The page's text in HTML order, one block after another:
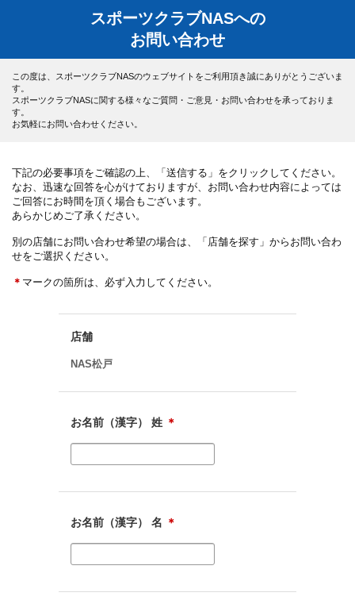
スポーツクラブNASへの
お問い合わせ
この度は、スポーツクラブNASのウェブサイトをご利用頂き誠にありがとうございま
す。
スポーツクラブNASに関する様々なご質問・ご意見・お問い合わせを承っておりま
す。
お気軽にお問い合わせください。
下記の必要事項をご確認の上、「送信する」をクリックしてください。
なお、迅速な回答を心がけておりますが、お問い合わせ内容によっては
ご回答にお時間を頂く場合もございます。
あらかじめご了承ください。
別の店舗にお問い合わせ希望の場合は、「店舗を探す」からお問い合わ
せをご選択ください。
＊ マークの箇所は、必ず入力してください。
店舗
NAS松戸
お名前（漢字） 姓 ＊
お名前（漢字） 名 ＊